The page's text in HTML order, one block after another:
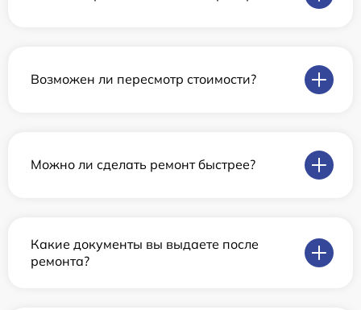
Возможен ли пересмотр стоимости?
Можно ли сделать ремонт быстрее?
Какие документы вы выдаете после
ремонта?